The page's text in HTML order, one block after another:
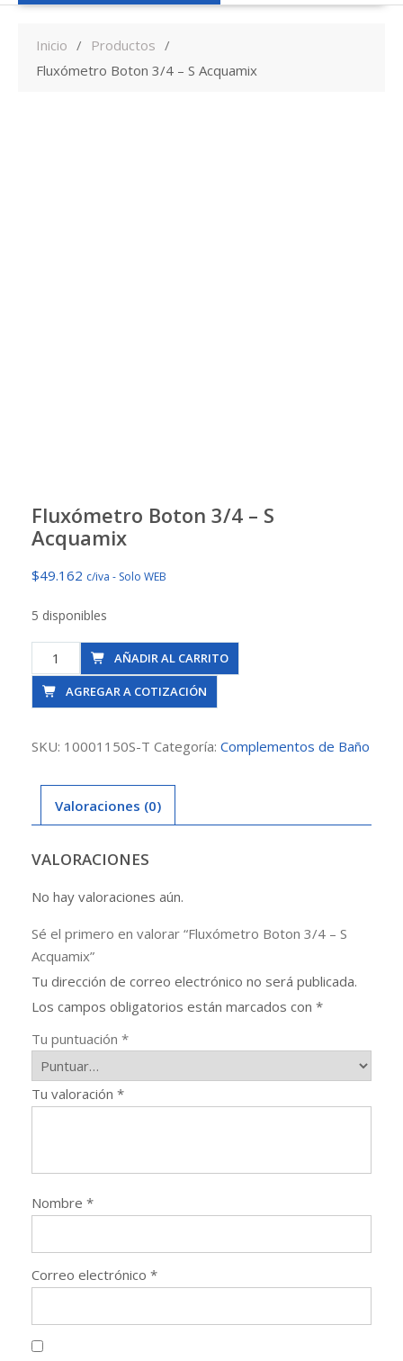
Inicio
Productos
Fluxómetro Boton 3/4 – S Acquamix
Fluxómetro Boton 3/4 – S
Acquamix
$49.162 c/iva - Solo WEB
5 disponibles
Fluxómetro
Boton
3/4
S
cantidad
AÑADIR AL CARRITO
AGREGAR A COTIZACIÓN
SKU: 10001150S-T Categoría: Complementos de Baño
Valoraciones (0)
VALORACIONES
No hay valoraciones aún.
Sé el primero en valorar “Fluxómetro Boton 3/4 – S
Acquamix”
Tu dirección de correo electrónico no será publicada.
Los campos obligatorios están marcados con *
Tu puntuación *
Tu valoración *
Nombre *
Correo electrónico *